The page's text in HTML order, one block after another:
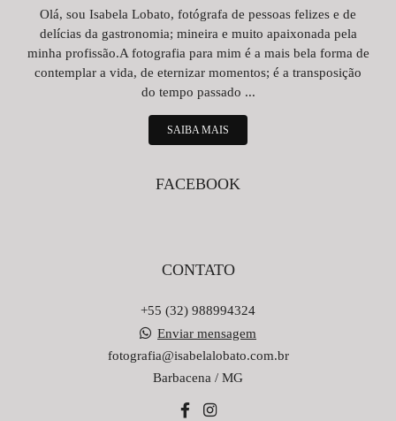
Olá, sou Isabela Lobato, fotógrafa de pessoas felizes e de
delícias da gastronomia; mineira e muito apaixonada pela
minha profissão.A fotografia para mim é a mais bela forma de
contemplar a vida, de eternizar momentos; é a transposição
do tempo passado ...
SAIBA MAIS
FACEBOOK
CONTATO
+55 (32) 988994324
Enviar mensagem
fotografia@isabelalobato.com.br
Barbacena / MG